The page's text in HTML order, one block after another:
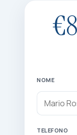
NOME
TELEFONO